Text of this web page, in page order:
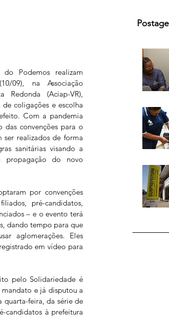
Podemos realizam
09), na Associação
(Aciap-VR),
coligações e escolha
Com a pandemia
das convenções para o
realizados de forma
sanitárias visando a
propagação do novo
por convenções
pré-candidatos,
– e o evento terá
dando tempo para que
aglomerações. Eles
em vídeo para
pelo Solidariedade é
e já disputou a
quarta-feira, da série de
candidatos à prefeitura